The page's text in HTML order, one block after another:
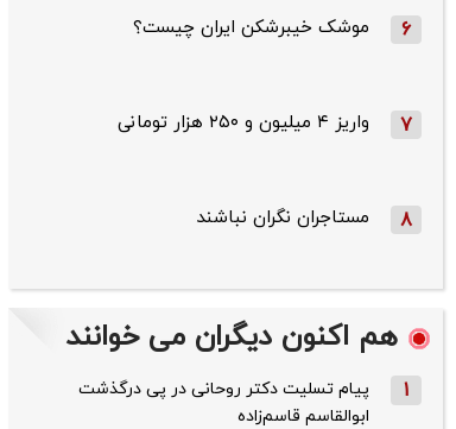
6 موشک خیبرشکن ایران چیست؟
7 واریز ۴ میلیون و ۲۵۰ هزار تومانی
8 مستاجران نگران نباشند
هم اکنون دیگران می خوانند
1
پیام تسلیت دکتر روحانی در پی درگذشت
ابوالقاسم قاسم‌زاده